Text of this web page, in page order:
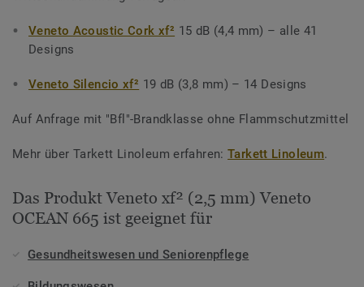
Veneto Acoustic Cork xf² 15 dB (4,4 mm) – alle 41
Designs
Veneto Silencio xf² 19 dB (3,8 mm) – 14 Designs
Auf Anfrage mit "Bfl"-Brandklasse ohne Flammschutzmittel
Mehr über Tarkett Linoleum erfahren:Tarkett Linoleum.
Das Produkt Veneto xf² (2,5 mm) Veneto
OCEAN 665 ist geeignet für
Gesundheitswesen und Seniorenpflege